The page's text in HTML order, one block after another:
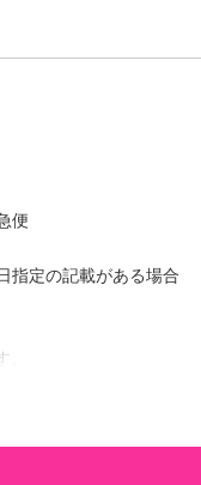
便
指定の記載がある場合